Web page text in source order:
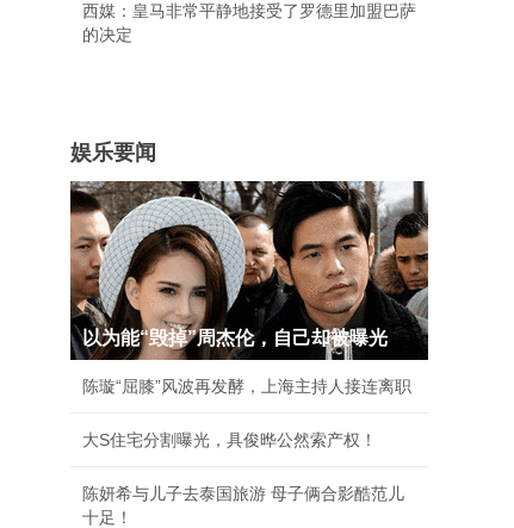
西媒：皇马非常平静地接受了罗德里加盟巴萨
的决定
娱乐要闻
以为能“毁掉”周杰伦，自己却被曝光
陈璇“屈膝”风波再发酵，上海主持人接连离职
大S住宅分割曝光，具俊晔公然索产权！
陈妍希与儿子去泰国旅游 母子俩合影酷范儿
十足！